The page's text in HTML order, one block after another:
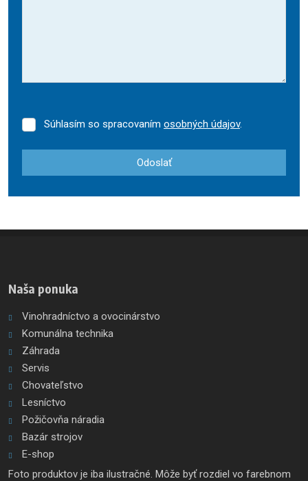
Súhlasím
spracovaním
Súhlasím so spracovaním osobných údajov.
Odoslať
nepodarilo
Naša ponuka
Vinohradníctvo a ovocinárstvo
Komunálna technika
Záhrada
Servis
Chovateľstvo
Lesníctvo
Požičovňa náradia
Bazár strojov
E-shop
Foto produktov je iba ilustračné. Môže byť rozdiel vo farebnom